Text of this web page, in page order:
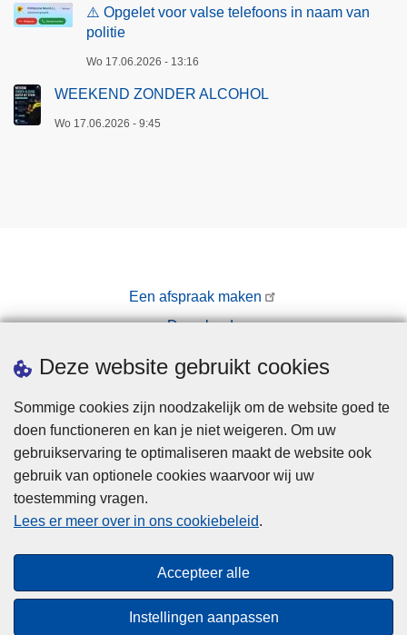
Deze website gebruikt cookies
Sommige cookies zijn noodzakelijk om de website goed te
doen functioneren en kan je niet weigeren. Om uw
gebruikservaring te optimaliseren maakt de website ook
gebruik van optionele cookies waarvoor wij uw
toestemming vragen.
Lees er meer over in ons cookiebeleid.
Accepteer alle
Instellingen aanpassen
⚠️ Opgelet voor valse telefoons in naam van
politie
Wo 17.06.2026 - 13:16
WEEKEND ZONDER ALCOHOL
Wo 17.06.2026 - 9:45
Een afspraak maken
Downloads
Privacy
Cookies
Toegankelijkheid